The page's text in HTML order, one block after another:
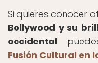
Si quieres conocer
Bollywood y su
occidental
Fusión Cultural en